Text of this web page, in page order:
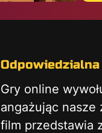
Gry online
angażując nasze
film przedstawia